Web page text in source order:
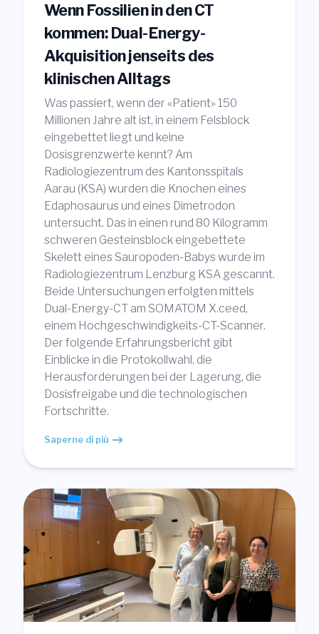
Wenn Fossilien in den CT
kommen: Dual-Energy-
Akquisition jenseits des
klinischen Alltags
Was passiert, wenn der «Patient» 150
Millionen Jahre alt ist, in einem Felsblock
eingebettet liegt und keine
Dosisgrenzwerte kennt? Am
Radiologiezentrum des Kantonsspitals
Aarau (KSA) wurden die Knochen eines
Edaphosaurus und eines Dimetrodon
untersucht. Das in einen rund 80 Kilogramm
schweren Gesteinsblock eingebettete
Skelett eines Sauropoden-Babys wurde im
Radiologiezentrum Lenzburg KSA gescannt.
Beide Untersuchungen erfolgten mittels
Dual-Energy-CT am SOMATOM X.ceed,
einem Hochgeschwindigkeits-CT-Scanner.
Der folgende Erfahrungsbericht gibt
Einblicke in die Protokollwahl, die
Herausforderungen bei der Lagerung, die
Dosisfreigabe und die technologischen
Fortschritte.
Saperne di più